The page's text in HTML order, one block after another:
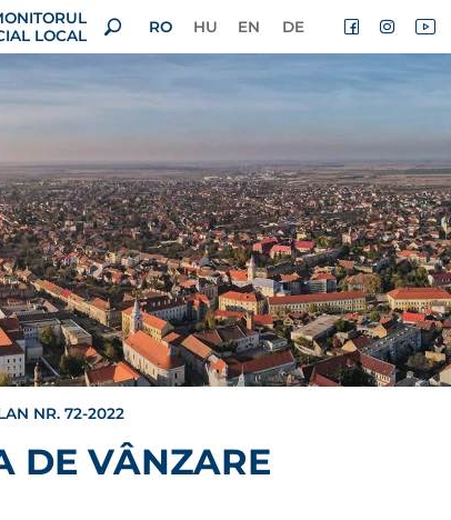
LOCAL
RO HU EN DE
NR. 72-2022
DE VÂNZARE